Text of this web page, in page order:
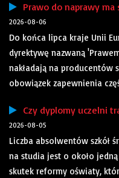
Prawo do naprawy
2026-08-06
Do końca lipca kraje Unii
dyrektywę nazwaną
nakładają na producentów
obowiązek zapewnienia
Czy dyplomy uczelni
2026-08-05
Liczba absolwentów szkół
na studia jest o około
skutek reformy oświaty,